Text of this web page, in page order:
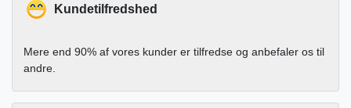
Kundetilfredshed
Mere end 90% af vores kunder er tilfredse og anbefaler os til
andre.